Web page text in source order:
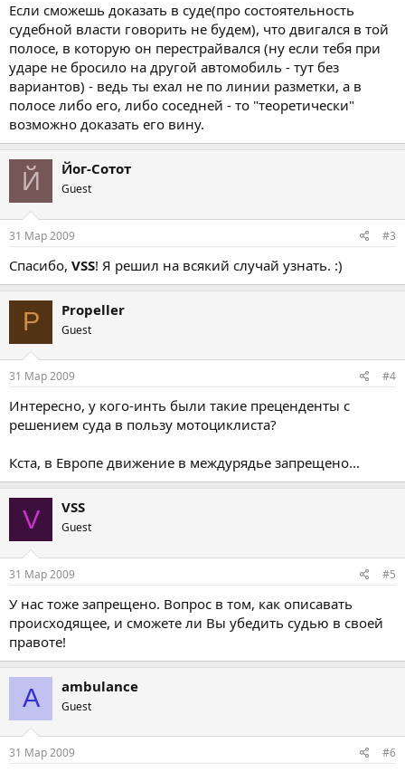
Если сможешь доказать в суде(про состоятельность
судебной власти говорить не будем), что двигался в той
полосе, в которую он перестрайвался (ну если тебя при
ударе не бросило на другой автомобиль - тут без
вариантов) - ведь ты ехал не по линии разметки, а в
полосе либо его, либо соседней - то "теоретически"
возможно доказать его вину.
Й Йог-Сотот
Guest
31 Мар 2009 #3
Спасибо, VSS! Я решил на всякий случай узнать. :)
P Propeller
Guest
31 Мар 2009 #4
Интересно, у кого-инть были такие преценденты с
решением суда в пользу мотоциклиста?
Кста, в Европе движение в междурядье запрещено...
V VSS
Guest
31 Мар 2009 #5
У нас тоже запрещено. Вопрос в том, как описавать
происходящее, и сможете ли Вы убедить судью в своей
правоте!
A ambulance
Guest
31 Мар 2009 #6